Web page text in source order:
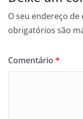
O seu endereço
obrigatórios são
Comentário *